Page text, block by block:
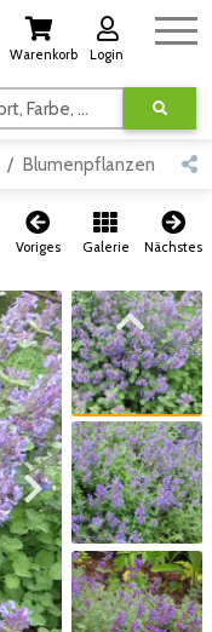
Warenkorb Login
Suchen nach Kategorie, Name, Stichwort, Farbe, usw.
Blumenpflanzen
Voriges Galerie Nächstes
Zum nächsten Bild
Zum vorigen Bild